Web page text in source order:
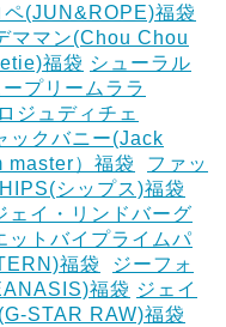
ペ(JUN&ROPE)福袋
ママン(Chou Chou
福袋 シューラル
ープリームララ
ジュディチェ
ックバニー(Jack
master）福袋
ファッ
シップス)福袋
ェイ・リンドバーグ
ットバイプライムパ
福袋
ジーフォ
福袋 ジェイ
STAR RAW)福袋